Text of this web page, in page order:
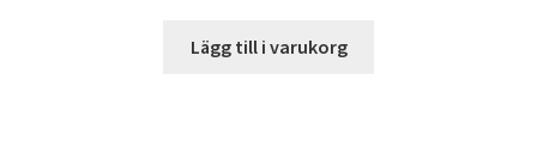
Lägg till i varukorg